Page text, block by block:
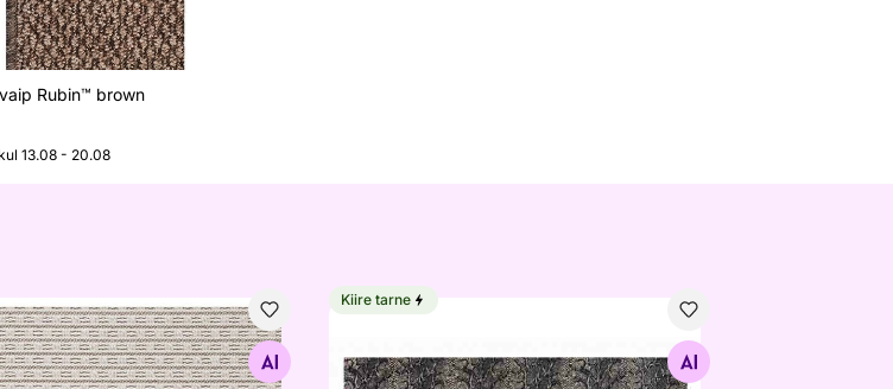
Rubin™ brown
13.08 - 20.08
Nature African Rhythm
Otsi sarnaseid Otsi sarnaseid
Kiire tarne